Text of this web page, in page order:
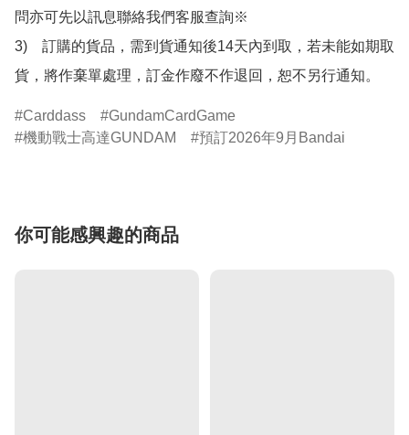
問亦可先以訊息聯絡我們客服查詢※
3)　訂購的貨品，需到貨通知後14天內到取，若未能如期取
貨，將作棄單處理，訂金作廢不作退回，恕不另行通知。
Carddass
GundamCardGame
機動戰士高達GUNDAM
預訂2026年9月Bandai
你可能感興趣的商品